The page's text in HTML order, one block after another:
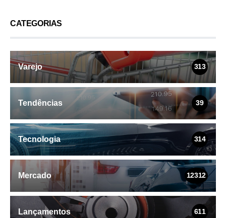
CATEGORIAS
Varejo 313
Tendências 39
Tecnologia 314
Mercado 12312
Lançamentos 611